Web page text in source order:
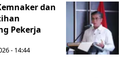
dan
Pekerja
- 14:44